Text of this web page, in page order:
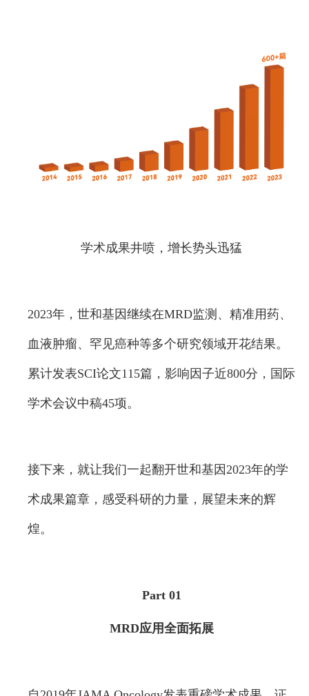
学术成果井喷，增长势头迅猛
2023年，世和基因继续在MRD监测、精准用药、
血液肿瘤、罕见癌种等多个研究领域开花结果。
累计发表SCI论文115篇，影响因子近800分，国际
学术会议中稿45项。
接下来，就让我们一起翻开世和基因2023年的学
术成果篇章，感受科研的力量，展望未来的辉
煌。
Part 01
MRD应用全面拓展